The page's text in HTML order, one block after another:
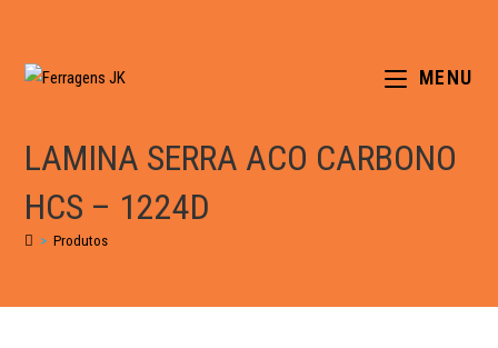
MENU
LAMINA SERRA ACO CARBONO
HCS – 1224D
> Produtos